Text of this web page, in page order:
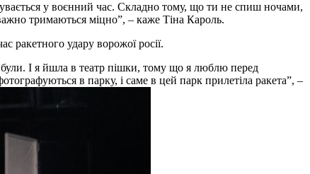
у воєнний час. Складно тому, що ти не спиш ночами,
тримаються міцно”, – каже Тіна Кароль.
ракетного удару ворожої росії.
І я йшла в театр пішки, тому що я люблю перед
в парку, і саме в цей парк прилетіла ракета”, –